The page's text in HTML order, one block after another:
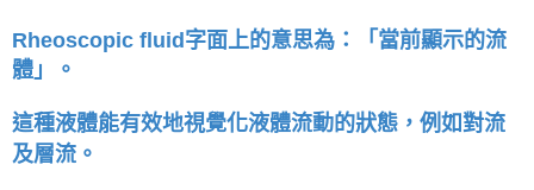
Rheoscopic fluid字面上的意思為：「當前顯示的流
體」。
這種液體能有效地視覺化液體流動的狀態，例如對流
及層流。